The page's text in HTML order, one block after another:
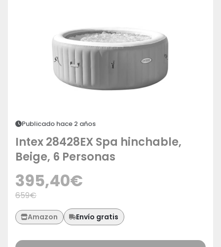
Publicado hace 2 años
Intex 28428EX Spa hinchable,
Beige, 6 Personas
395,40€
659€
Amazon Envío gratis